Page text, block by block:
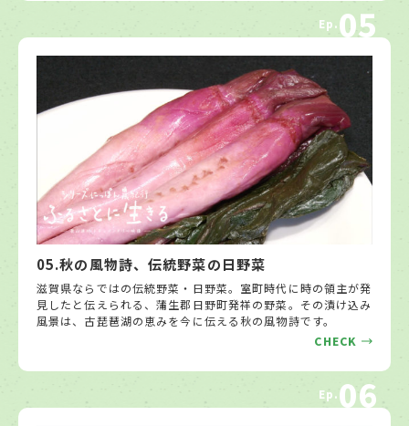
Ep.05
05.秋の風物詩、伝統野菜の日野菜
滋賀県ならではの伝統野菜・日野菜。室町時代に時の領主が発
見したと伝えられる、蒲生郡日野町発祥の野菜。その漬け込み
風景は、古琵琶湖の恵みを今に伝える秋の風物詩です。
CHECK
Ep.06